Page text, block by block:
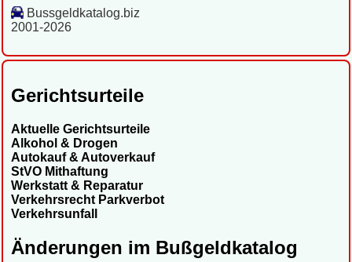
Bussgeldkatalog.biz
2001-2026
Gerichtsurteile
Aktuelle Gerichtsurteile
Alkohol & Drogen
Autokauf & Autoverkauf
StVO Mithaftung
Werkstatt & Reparatur
Verkehrsrecht Parkverbot
Verkehrsunfall
Änderungen im Bußgeldkatalog